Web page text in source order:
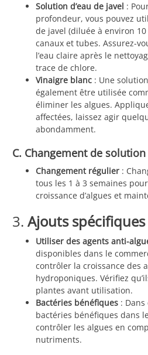
Solution d’eau de javel :
profondeur, vous pouvez
de javel (diluée à environ
canaux et tubes. Assurez-
l’eau claire après le
trace de chlore.
Vinaigre blanc : Une
également être utilisée
éliminer les algues.
affectées, laissez agir
abondamment.
C. Changement de
Changement régulier :
tous les 1 à 3 semaines
croissance d’algues et
3. Ajouts spécifiques
Utiliser des agents anti-
disponibles dans le
contrôler la croissance des
hydroponiques. Vérifiez
plantes avant utilisation.
Bactéries bénéfiques : Dans
bactéries bénéfiques dans
contrôler les algues en
nutriments.